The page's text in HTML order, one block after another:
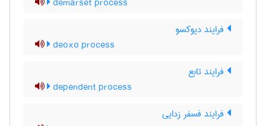
فرایند دیوکسو
deoxo process
فرایند تابع
dependent process
فرایند فسفر زدایی